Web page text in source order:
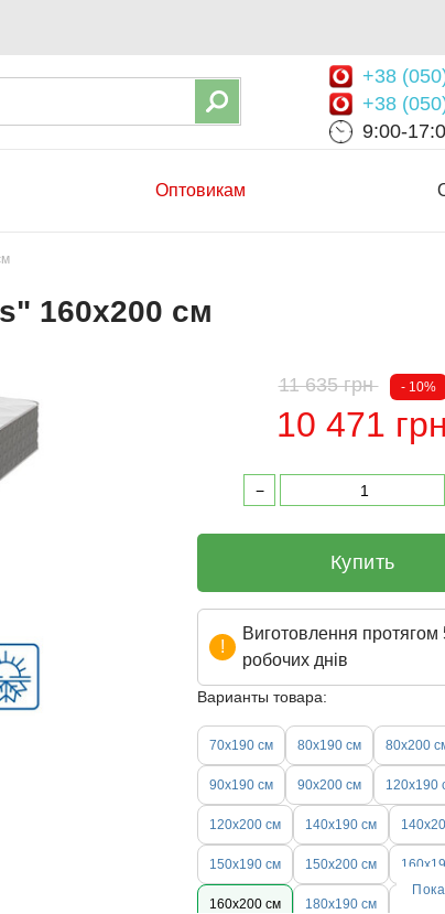
+38
+38
9:00-
Оптовикам
160х200 см
11 635 грн - 10%
10 471 грн
Купить
Виготовлення протягом
робочих днів
Варианты товара:
70х190 см 80х190 см 80х200
90х190 см 90х200 см 120х190
120х200 см 140х190 см
150х190 см 150х200 см
160х200 см 180х190 см